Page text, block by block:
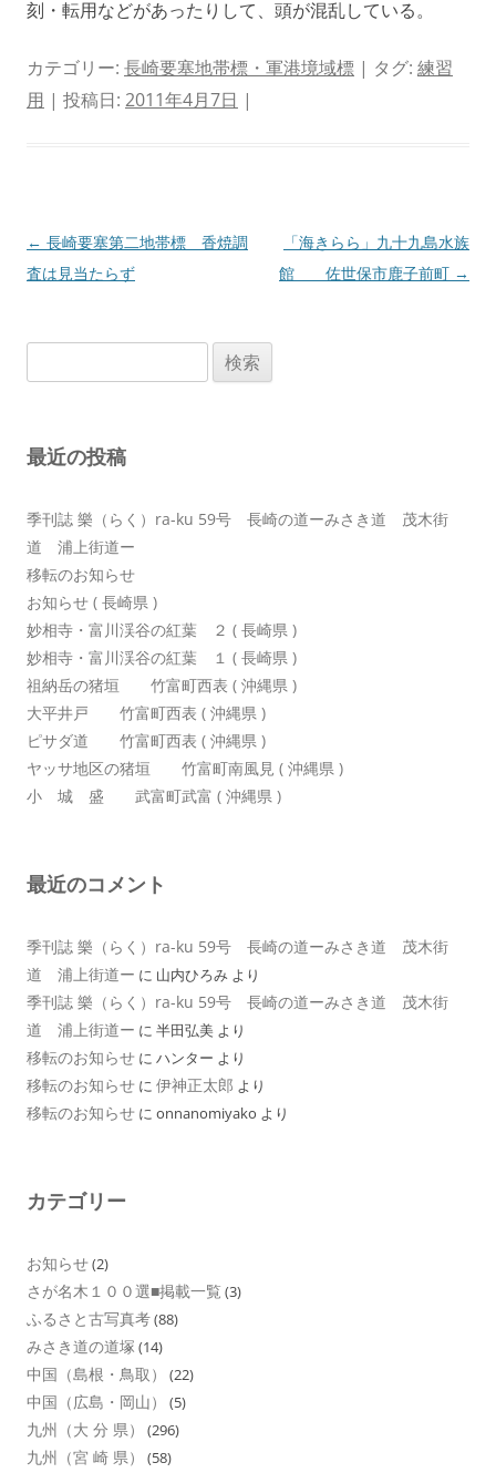
刻・転用などがあったりして、頭が混乱している。
カテゴリー: 長崎要塞地帯標・軍港境域標 | タグ: 練習
用 | 投稿日: 2011年4月7日 |
投
稿
ョ
← 長崎要塞第二地帯標 香焼調
査は見当たらず
「海きらら」九十九島水族
館 佐世保市鹿子前町 →
索:
最近の投稿
季刊誌 樂（らく）ra-ku 59号 長崎の道ーみさき道 茂木街
道 浦上街道ー
移転のお知らせ
お知らせ ( 長崎県 )
妙相寺・富川渓谷の紅葉 ２ ( 長崎県 )
妙相寺・富川渓谷の紅葉 １ ( 長崎県 )
祖納岳の猪垣 竹富町西表 ( 沖縄県 )
大平井戸 竹富町西表 ( 沖縄県 )
ピサダ道 竹富町西表 ( 沖縄県 )
ヤッサ地区の猪垣 竹富町南風見 ( 沖縄県 )
小 城 盛 武富町武富 ( 沖縄県 )
最近のコメント
季刊誌 樂（らく）ra-ku 59号 長崎の道ーみさき道 茂木街
道 浦上街道ー に 山内ひろみ より
季刊誌 樂（らく）ra-ku 59号 長崎の道ーみさき道 茂木街
道 浦上街道ー に 半田弘美 より
移転のお知らせ に ハンター より
移転のお知らせ に 伊神正太郎 より
移転のお知らせ に onnanomiyako より
カテゴリー
お知らせ(2)
さが名木１００選■掲載一覧 (3)
ふるさと古写真考(88)
みさき道の道塚 (14)
中国（島根・鳥取） (22)
中国（広島・岡山） (5)
九州（大 分 県） (296)
九州（宮 崎 県） (58)